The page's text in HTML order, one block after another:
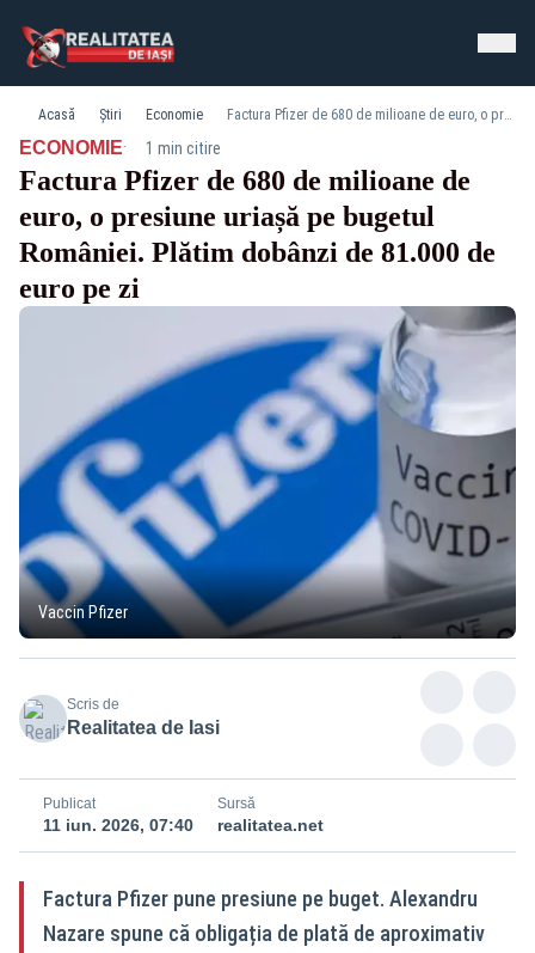
Acasă Știri Economie Factura Pfizer de 680 de milioane de euro, o presiune uriașă pe bugetul României. Plătim dobânzi de 81.000 de euro pe zi
ECONOMIE· 1 min citire
Factura Pfizer de 680 de milioane de
euro, o presiune uriașă pe bugetul
României. Plătim dobânzi de 81.000 de
euro pe zi
Vaccin Pfizer
Scris de
Realitatea de Iasi
Publicat
11 iun. 2026, 07:40
Sursă
realitatea.net
Factura Pfizer pune presiune pe buget. Alexandru
Nazare spune că obligația de plată de aproximativ